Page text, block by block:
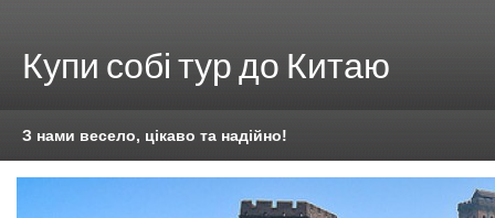
Купи собі тур до Китаю
З нами весело, цікаво та надійно!